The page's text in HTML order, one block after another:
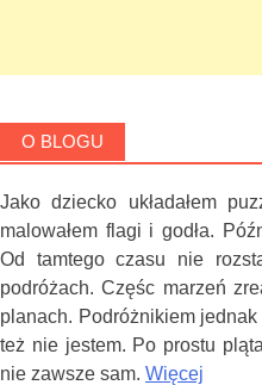
O BLOGU
Jako dziecko układałem
malowałem flagi i godła.
Od tamtego czasu nie
podróżach. Częśc marzeń
planach. Podróżnikiem
też nie jestem. Po prostu
nie zawsze sam. Więcej